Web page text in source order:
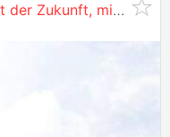
NOOA Space - der Bürostandort der Zukunft, mit 556 m² in